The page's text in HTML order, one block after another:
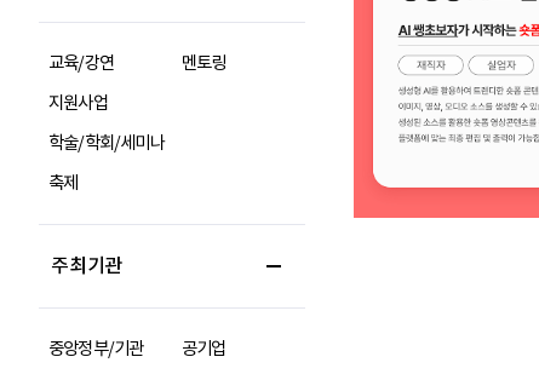
교육/강연
멘토링
지원사업
학술/학회/세미나
축제
주최기관
중앙정부/기관
공기업